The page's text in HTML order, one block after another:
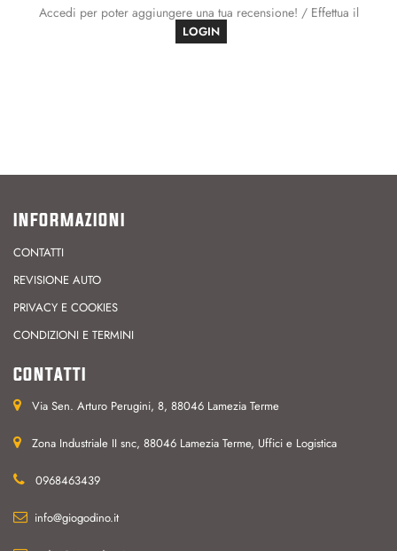
Accedi per poter aggiungere una tua recensione! / Effettua il
LOGIN
INFORMAZIONI
CONTATTI
REVISIONE AUTO
PRIVACY E COOKIES
CONDIZIONI E TERMINI
CONTATTI
Via Sen. Arturo Perugini, 8, 88046 Lamezia Terme
Zona Industriale II snc, 88046 Lamezia Terme, Uffici e Logistica
0968463439
info@giogodino.it